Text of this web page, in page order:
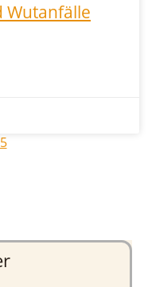
Wutanfälle
5